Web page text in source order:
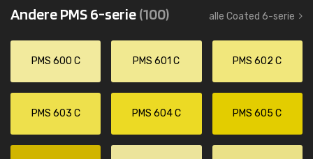
Andere PMS 6-serie(100) alle Coated 6-serie
PMS 600 C PMS 601 C PMS 602 C
PMS 603 C PMS 604 C PMS 605 C